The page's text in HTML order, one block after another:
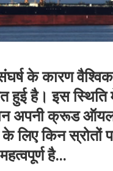
के कारण
हुई है। इस स्थिति
अपनी क्रूड
किन स्रोतों
है…